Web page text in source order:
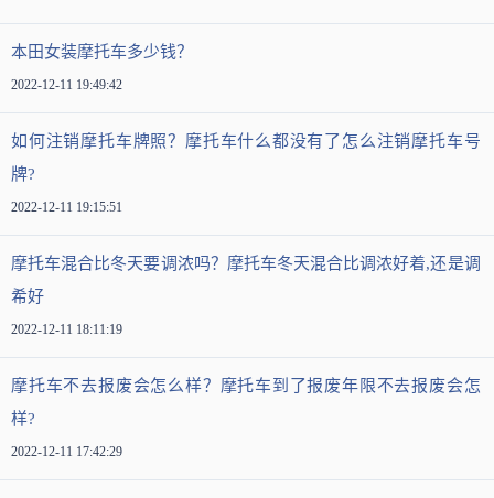
本田女装摩托车多少钱？
2022-12-11 19:49:42
如何注销摩托车牌照？摩托车什么都没有了怎么注销摩托车号
牌?
2022-12-11 19:15:51
摩托车混合比冬天要调浓吗？摩托车冬天混合比调浓好着,还是调
希好
2022-12-11 18:11:19
摩托车不去报废会怎么样？摩托车到了报废年限不去报废会怎
样?
2022-12-11 17:42:29